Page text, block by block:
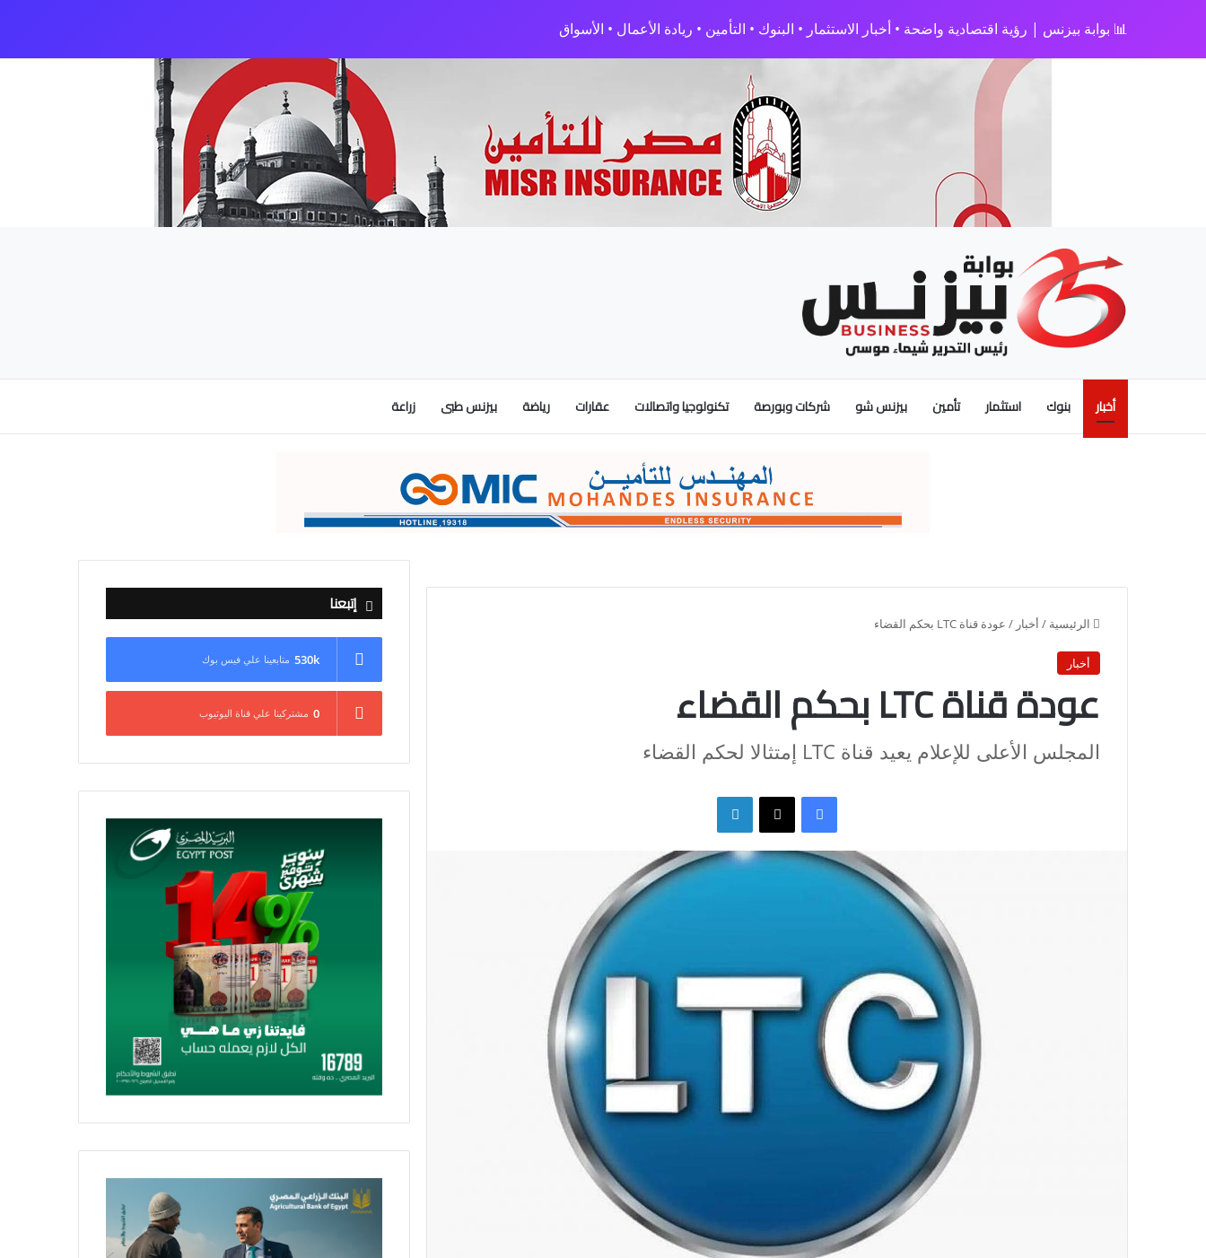
📊 بوابة بيزنس | رؤية اقتصادية واضحة • أخبار الاستثمار • البنوك • التأمين • ريادة الأعمال • الأسواق
أخبار بنوك استثمار تأمين بيزنس شو شركات وبورصة تكنولوجيا واتصالات عقارات رياضة بيزنس طبى زراعة
الرئيسية / أخبار / عودة قناة LTC بحكم القضاء
أخبار
عودة قناة LTC بحكم القضاء
المجلس الأعلى للإعلام يعيد قناة LTC إمتثالا لحكم القضاء
فيسبوك X
إتبعنا
530k متابعينا علي فيس بوك
0 مشتركينا علي قناة اليوتيوب